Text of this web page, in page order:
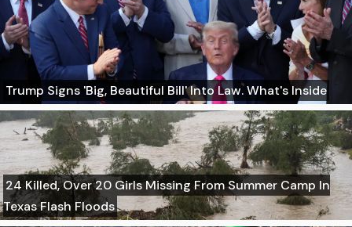
Trump Signs 'Big, Beautiful Bill' Into Law. What's Inside
24 Killed, Over 20 Girls Missing From Summer Camp In
Texas Flash Floods